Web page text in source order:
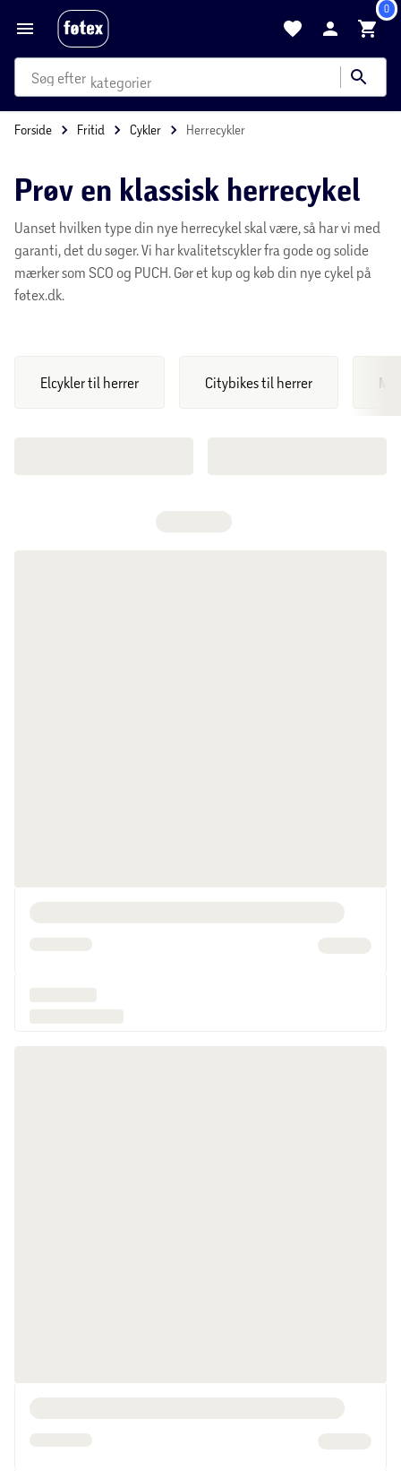
0
produkter
kategorier
mere end 35.000 varer
Forside Fritid Cykler Herrecykler
Prøv en klassisk herrecykel
Uanset hvilken type din nye herrecykel skal være, så har vi med
garanti, det du søger. Vi har kvalitetscykler fra gode og solide
mærker som SCO og PUCH. Gør et kup og køb din nye cykel på
føtex.dk.
Elcykler til herrer Citybikes til herrer